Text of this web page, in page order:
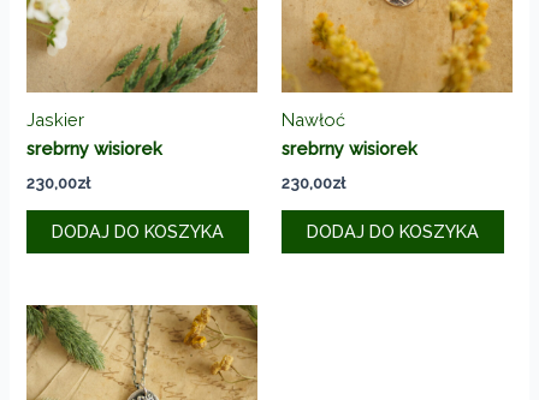
Jaskier
srebrny wisiorek
230,00zł
DODAJ DO KOSZYKA
Nawłoć
srebrny wisiorek
230,00zł
DODAJ DO KOSZYKA